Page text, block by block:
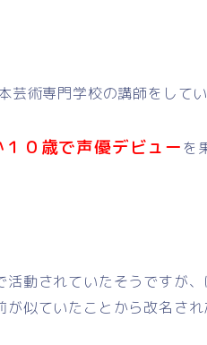
術専門学校の講師をしてい
１０歳で声優デビューを
活動されていたそうですが
が似ていたことから改名さ